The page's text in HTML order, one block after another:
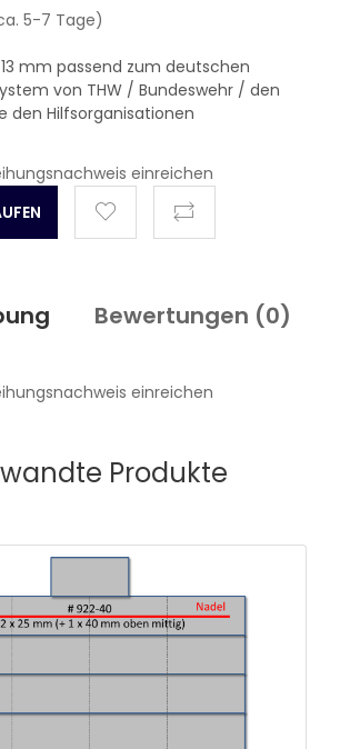
5-7 Tage)
mm passend zum deutschen
von THW / Bundeswehr / den
den Hilfsorganisationen
einreichen
Bewertungen (0)
einreichen
Produkte